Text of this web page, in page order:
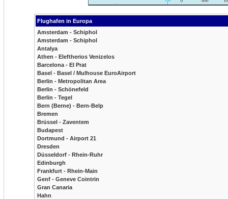
Flughafen in Europa
Amsterdam - Schiphol
Amsterdam - Schiphol
Antalya
Athen - Eleftherios Venizelos
Barcelona - El Prat
Basel - Basel / Mulhouse EuroAirport
Berlin - Metropolitan Area
Berlin - Schönefeld
Berlin - Tegel
Bern (Berne) - Bern-Belp
Bremen
Brüssel - Zaventem
Budapest
Dortmund - Airport 21
Dresden
Düsseldorf - Rhein-Ruhr
Edinburgh
Frankfurt - Rhein-Main
Genf - Geneve Cointrin
Gran Canaria
Hahn